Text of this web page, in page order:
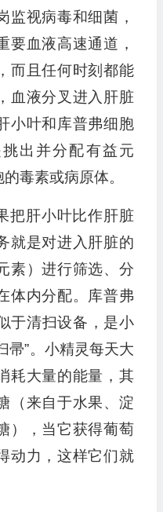
监视病毒和细菌，
要血液高速通道，
而且任何时刻都能
血液分叉进入肝脏
小叶和库普弗细胞
出并分配有益元
毒素或病原体。
把肝小叶比作肝脏
就是对进入肝脏的
素）进行筛选、分
体内分配。库普弗
于清扫设备，是小
帚”。小精灵每天大
耗大量的能量，其
（来自于水果、淀
），当它获得葡萄
动力，这样它们就